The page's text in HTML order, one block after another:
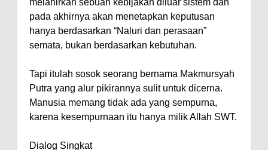
melahirkan sebuah kebijakan diluar sistem dan
pada akhirnya akan menetapkan keputusan
hanya berdasarkan “Naluri dan perasaan”
semata, bukan berdasarkan kebutuhan.
Tapi itulah sosok seorang bernama Makmursyah
Putra yang alur pikirannya sulit untuk dicerna.
Manusia memang tidak ada yang sempurna,
karena kesempurnaan itu hanya milik Allah SWT.
Dialog Singkat